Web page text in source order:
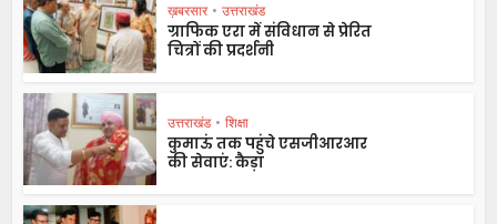
ख़बरसार • उत्तराखंड
ग्राफिक एरा में संविधान से प्रेरित
चित्रों की प्रदर्शनी
उत्तराखंड • शिक्षा
कुमाऊं तक पहुंचे एसजीआरआर
की सेवाएं: कैड़ा